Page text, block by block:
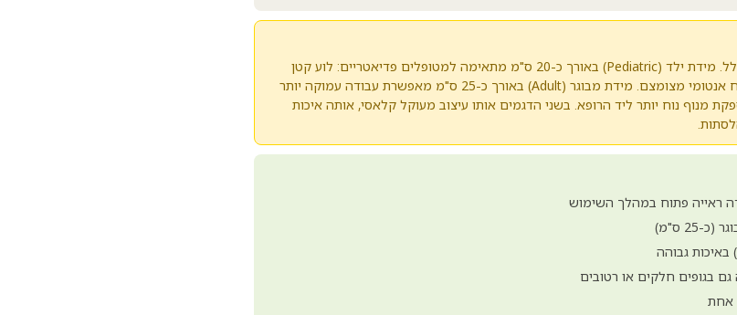
ההבדל היחיד בין הדגמים הוא האורך הכולל. מידת ילד (Pediatric) באורך כ-20 ס"מ מתאימה למטופלים פדיאטריים: לוע קטן
יותר, פתחי אף צרים, ועבודה מדויקת ברווח אנטומי מצומצם. מידת מבוגר (Adult) באורך כ-25 ס"מ מאפשרת עבודה עמוקה יותר
מנוף נוח יותר ליד הרופא. בשני הדגמים אותו עיצוב מעוקל קלאסי, אותה איכות
בגופים חלקים או רטובים
אחת